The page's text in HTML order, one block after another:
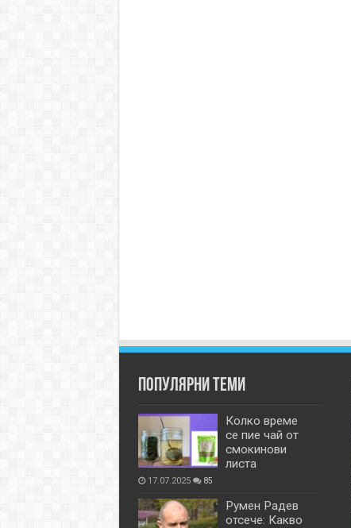
Популярни теми
Колко време
се пие чай от
смокинови
листа
17.07.2025 85
Румен Радев
отсече: Какво